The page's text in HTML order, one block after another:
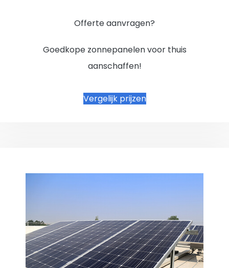
Offerte aanvragen?
Goedkope zonnepanelen voor thuis
aanschaffen!
Vergelijk prijzen